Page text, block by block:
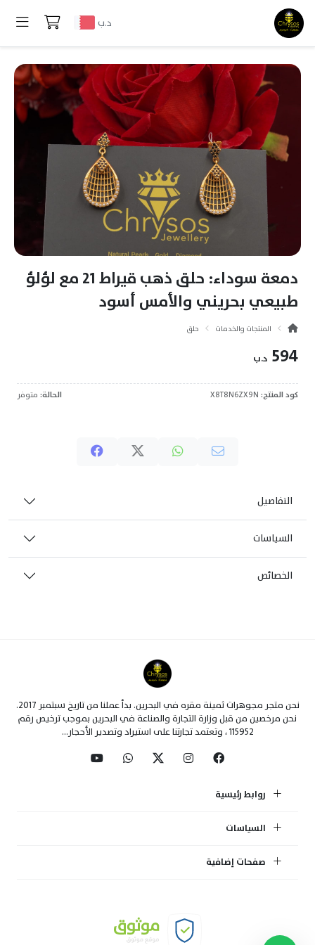
د.ب
دمعة سوداء: حلق ذهب قيراط 21 مع لؤلؤ
طبيعي بحريني والأمس أسود
المنتجات والخدمات حلق
594 د.ب
كود المنتج: الحالة: متوفر
التفاصيل
السياسات
الخصائص
نحن متجر مجوهرات ثمينة مقره في البحرين. بدأ عملنا من تاريخ سبتمبر 2017.
نحن مرخصين من قبل وزارة التجارة والصناعة في البحرين بموجب ترخيص رقم
115952 ، وتعتمد تجارتنا على استيراد وتصدير الأحجار...
روابط رئيسية
السياسات
صفحات إضافية